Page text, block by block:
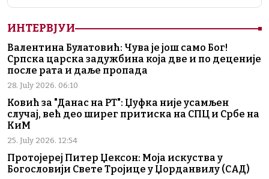
ИНТЕРВЈУИ
Валентина Булатовић: Чува је још само Бог!
Српска царска задужбина која две и по деценије
после рата и даље пропада
28. July 2026. 06:10
Ковић за "Данас на РТ": Џуфка није усамљен
случај, већ део ширег притиска на СПЦ и Србе на
КиМ
25. July 2026. 12:54
Протојереј Питер Џексон: Моја искуства у
Богословији Свете Тројице у Џорданвилу (САД)